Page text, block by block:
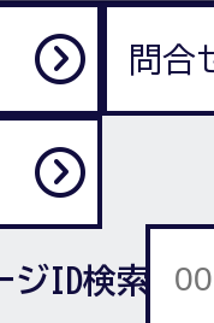
問合
ジID検索